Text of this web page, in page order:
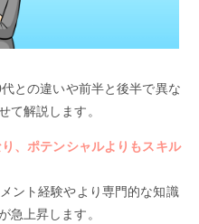
との違いや前半と後半で異な
て解説します。
、ポテンシャルよりもスキル
ント経験やより専門的な知識
急上昇します。